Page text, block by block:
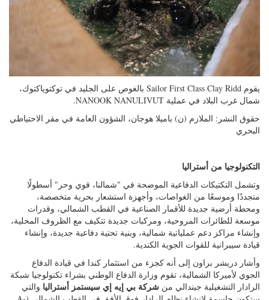
يقوم Sailor First Class Clay Ridd بالغوص على الجليد في توكتوياكتوك،
حقوق النشر: الملازم (ن) باميلا هوجان، الشؤون العامة في مقر الاحتياطي
التكنولوجيا من أستراليا
وتشمل التكتيكات الدفاعية الموضحة في "شمالنا، قوي وحر" أسطولًا
متجددًا وموسعًا من الغواصات، وأجهزة استشعار بحرية متخصصة،
ومحطة أرضية جديدة للأقمار الصناعية في القطب الشمالي، وقدرات
موسعة للطائرات المروحية، ومركبات جديدة تتكيف مع الظروف المحلية،
وإنشاء مراكز دعم عملياتية شمالية، وبنية تحتية دفاعية جديدة، وإنشاء
قيادة سيبرانية للقوات الجوية الكندية.
وأشار دريشر براون إلى أنه كجزء من استثمار كندا في قيادة الدفاع
الجوي لأميركا الشمالية، تقوم وزارة الدفاع الوطني بشراء تكنولوجيا شبكة